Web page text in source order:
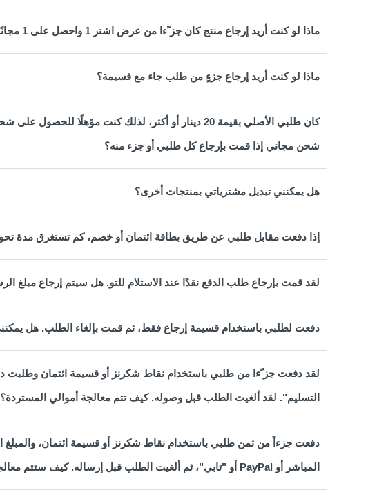
ماذا لو كنت أريد إرجاع منتج كان جز ًءا من عرض اشتر 1 واحصل على 1 مجانًا أو عرض حزمة ترويجية؟
ماذا لو كنت أريد إرجاع جزءٍ من طلب جاء مع قسيمة؟
كان طلبي الأصلي بقيمة 20 دينار أو أكثر، لذلك كنت
شحن مجاني إذا قمت بإرجاع كل طلبي أو جزء منه؟
هل يمكنني تبديل مشترياتي بمنتجات أخرى؟
إذا دفعت مقابل طلبي عن طريق بطاقة ائتمان أو خصم، كم تستغرق مدة
لقد قمت بإرجاع طلب الدفع نقدًا عند الاستلام للتو. هل سيتم إرجاع مبلغ
دفعت لطلبي باستخدام قسيمة إرجاع فقط، ثم قمت بإلغاء الطلب. هل
لقد دفعت جز ًءا من طلبي باستخدام نقاط شكرنز أو قسيمة ائتمان وطلبت
التسليم". لقد ألغيت الطلب قبل وصوله. كيف تتم معالجة أموالي المستردة؟
دفعت جزءاً من ثمن طلبي باستخدام نقاط شكرنز أو قسيمة ائتمان، والمبلغ
المباشر أو PayPal أو "تابي"، ثم ألغيت الطلب قبل إرساله. كيف ستتم معالجة استرداد األموال؟